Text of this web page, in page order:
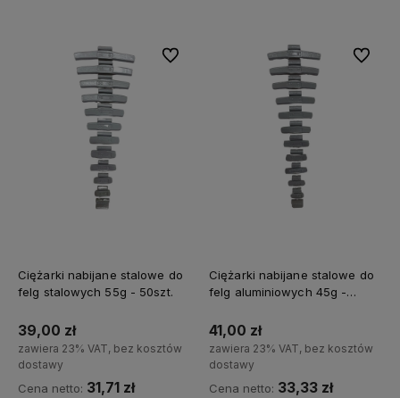
Ciężarki nabijane stalowe do
felg stalowych 55g - 50szt.
39,00 zł
zawiera 23% VAT, bez kosztów
dostawy
Cena netto: 31,71 zł
Do ulubionych
Ciężarki nabijane stalowe do
felg aluminiowych 45g -
41,00 zł
zawiera 23% VAT, bez kosztów
dostawy
Cena netto: 33,33 zł
Do